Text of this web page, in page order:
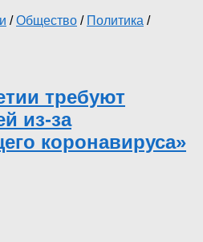
/Общество / Политика /
требуют
из-за
коронавируса»